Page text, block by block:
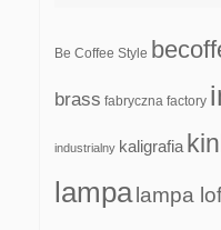
Be Coffee Style
brass fabryczna factory
industrialny kaligrafia
lampa lampa